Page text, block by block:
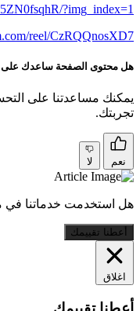
?img_index=1
reel/CzRQQnosXD7
هل محتوى الصفحة ساعدك على
يمكنك مساعدتنا على
تجربتك.
نعم لا
هل استخدمت خدماتنا في
أعطنا تقييمك
اغلاق